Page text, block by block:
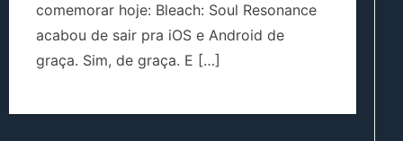
comemorar hoje: Bleach: Soul Resonance
acabou de sair pra iOS e Android de
graça. Sim, de graça. E […]